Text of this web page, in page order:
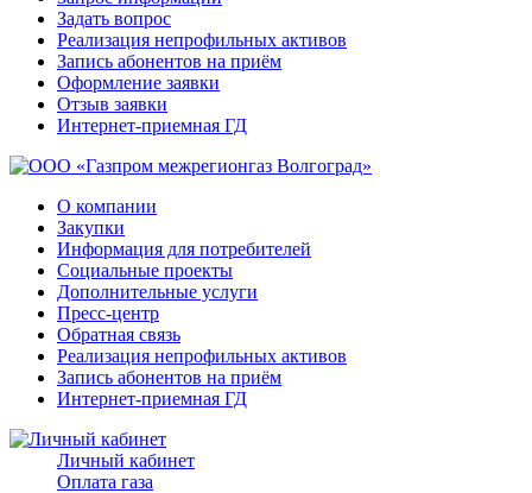
Задать вопрос
Реализация непрофильных активов
Запись абонентов на приём
Оформление заявки
Отзыв заявки
Интернет-приемная ГД
О компании
Закупки
Информация для потребителей
Социальные проекты
Дополнительные услуги
Пресс-центр
Обратная связь
Реализация непрофильных активов
Запись абонентов на приём
Интернет-приемная ГД
Личный кабинет
Оплата газа